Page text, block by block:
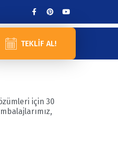
TEKLIF AL!
için 30